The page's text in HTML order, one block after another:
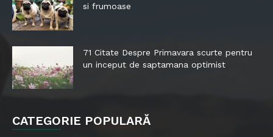
si frumoase
71 Citate Despre Primavara scurte pentru
un inceput de saptamana optimist
CATEGORIE POPULARĂ